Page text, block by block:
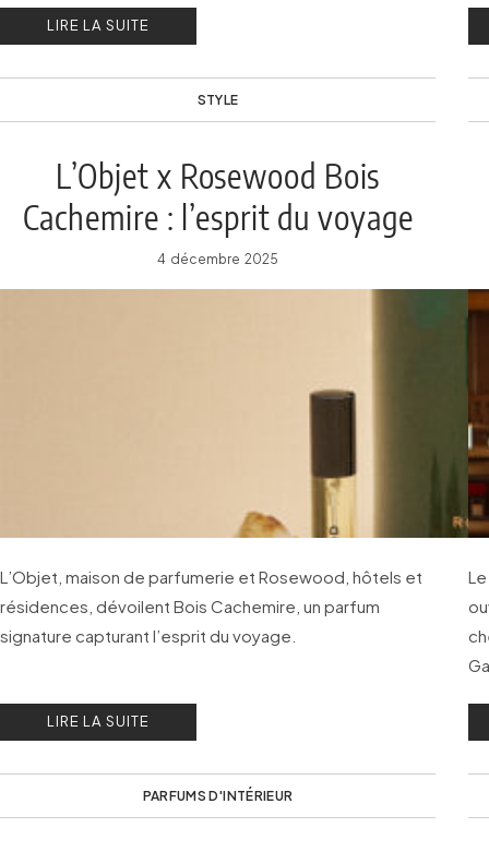
LIRE LA SUITE
STYLE
L’Objet x Rosewood Bois
Cachemire : l’esprit du voyage
4 décembre 2025
L’Objet, maison de parfumerie et Rosewood, hôtels et
résidences, dévoilent Bois Cachemire, un parfum
signature capturant l’esprit du voyage.
LIRE LA SUITE
PARFUMS D'INTÉRIEUR